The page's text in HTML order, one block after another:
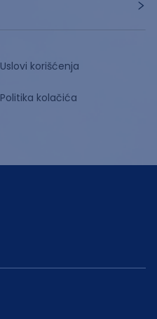
Uslovi korišćenja
Politika kolačića